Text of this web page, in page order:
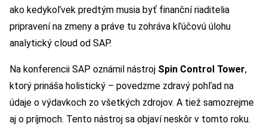
ako kedykoľvek predtým musia byť finanční riaditelia
pripravení na zmeny a práve tu zohráva kľúčovú úlohu
analytický cloud od SAP.
Na konferencii SAP oznámil nástroj Spin Control Tower,
ktorý prináša holistický – povedzme zdravý pohľad na
údaje o výdavkoch zo všetkých zdrojov. A tiež samozrejme
aj o príjmoch. Tento nástroj sa objaví neskôr v tomto roku.